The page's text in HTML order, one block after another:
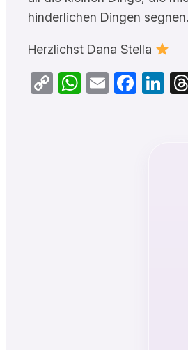
hinderlichen Dingen segnen.
Herzlichst Dana Stella
CopyWhatsApp
Email